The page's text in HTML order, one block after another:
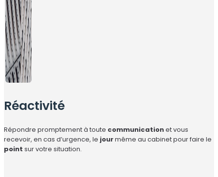
Réactivité
Répondre promptement à toute communicationet vous
recevoir, en cas d’urgence, le jourmême au cabinet pour faire le
point sur votre situation.